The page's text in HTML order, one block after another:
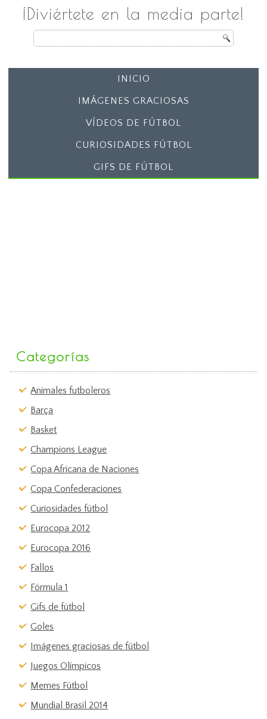
¡Diviértete en la media parte!
INICIO
IMÁGENES GRACIOSAS
VÍDEOS DE FÚTBOL
CURIOSIDADES FÚTBOL
GIFS DE FÚTBOL
Categorías
Animales futboleros
Barça
Basket
Champions League
Copa Africana de Naciones
Copa Confederaciones
Curiosidades fútbol
Eurocopa 2012
Eurocopa 2016
Fallos
Fórmula 1
Gifs de fútbol
Goles
Imágenes graciosas de fútbol
Juegos Olímpicos
Memes Fútbol
Mundial Brasil 2014